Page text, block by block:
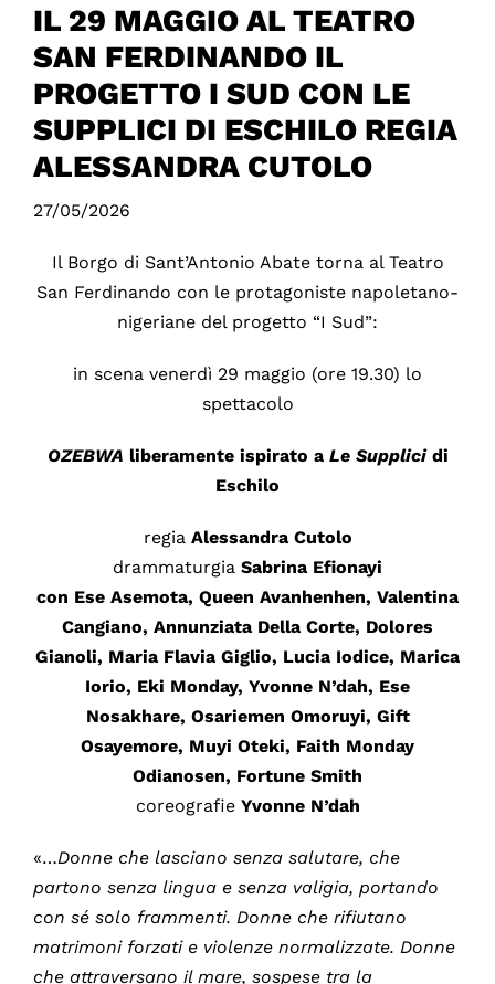
IL 29 MAGGIO AL TEATRO
SAN FERDINANDO IL
PROGETTO I SUD CON LE
SUPPLICI DI ESCHILO REGIA
ALESSANDRA CUTOLO
27/05/2026
Il Borgo di Sant’Antonio Abate torna al Teatro
San Ferdinando con le protagoniste napoletano-
nigeriane del progetto “I Sud”:
in scena venerdì 29 maggio (ore 19.30) lo
spettacolo
OZEBWA liberamente ispirato a Le Supplicidi
Eschilo
regia Alessandra Cutolo
drammaturgia Sabrina Efionayi
con Ese Asemota, Queen Avanhenhen, Valentina
Cangiano, Annunziata Della Corte, Dolores
Gianoli, Maria Flavia Giglio, Lucia Iodice, Marica
Iorio, Eki Monday, Yvonne N’dah, Ese
Nosakhare, Osariemen Omoruyi, Gift
Osayemore, Muyi Oteki, Faith Monday
Odianosen, Fortune Smith
coreografie Yvonne N’dah
«…Donne che lasciano senza salutare, che
partono senza lingua e senza valigia, portando
con sé solo frammenti. Donne che rifiutano
matrimoni forzati e violenze normalizzate. Donne
che attraversano il mare, sospese tra la